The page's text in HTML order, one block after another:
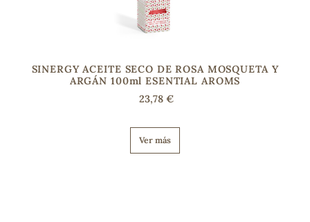
SINERGY ACEITE SECO DE ROSA MOSQUETA Y
ARGÁN 100ml ESENTIAL AROMS
23,78 €
Ver más